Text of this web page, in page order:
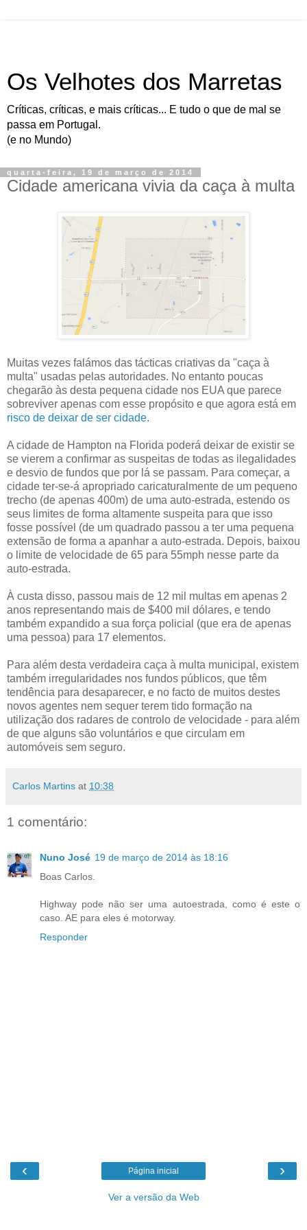
Os Velhotes dos Marretas
Críticas, críticas, e mais críticas... E tudo o que de mal se
passa em Portugal.
(e no Mundo)
quarta-feira, 19 de março de 2014
Cidade americana vivia da caça à multa
Muitas vezes falámos das tácticas criativas da "caça à
multa" usadas pelas autoridades. No entanto poucas
chegarão às desta pequena cidade nos EUA que parece
sobreviver apenas com esse propósito e que agora está em
risco de deixar de ser cidade.
A cidade de Hampton na Florida poderá deixar de existir se
se vierem a confirmar as suspeitas de todas as ilegalidades
e desvio de fundos que por lá se passam. Para começar, a
cidade ter-se-á apropriado caricaturalmente de um pequeno
trecho (de apenas 400m) de uma auto-estrada, estendo os
seus limites de forma altamente suspeita para que isso
fosse possível (de um quadrado passou a ter uma pequena
extensão de forma a apanhar a auto-estrada. Depois, baixou
o limite de velocidade de 65 para 55mph nesse parte da
auto-estrada.
À custa disso, passou mais de 12 mil multas em apenas 2
anos representando mais de $400 mil dólares, e tendo
também expandido a sua força policial (que era de apenas
uma pessoa) para 17 elementos.
Para além desta verdadeira caça à multa municipal, existem
também irregularidades nos fundos públicos, que têm
tendência para desaparecer, e no facto de muitos destes
novos agentes nem sequer terem tido formação na
utilização dos radares de controlo de velocidade - para além
de que alguns são voluntários e que circulam em
automóveis sem seguro.
Carlos Martins at 10:38
1 comentário:
Nuno José 19 de março de 2014 às 18:16
Boas Carlos.
Highway pode não ser uma autoestrada, como é este o
caso. AE para eles é motorway.
Responder
‹ ›
Página inicial
Ver a versão da Web